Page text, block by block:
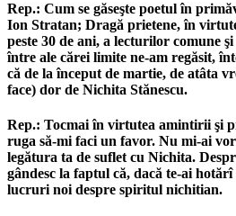
Rep.: Cum se găseşte poetul în
Ion Stratan; Dragă prietene, în
peste 30 de ani, a lecturilor comune
între ale cărei limite ne-am regăsit,
că de la început de martie, de atâta
face) dor de Nichita Stănescu.
Rep.: Tocmai în virtutea amintirii şi
ruga să-mi faci un favor. Nu mi-ai
legătura ta de suflet cu Nichita.
gândesc la faptul că, dacă te-ai
lucruri noi despre spiritul nichitian.